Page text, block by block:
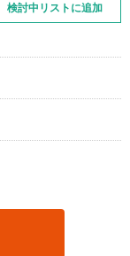
検討中リストに追加